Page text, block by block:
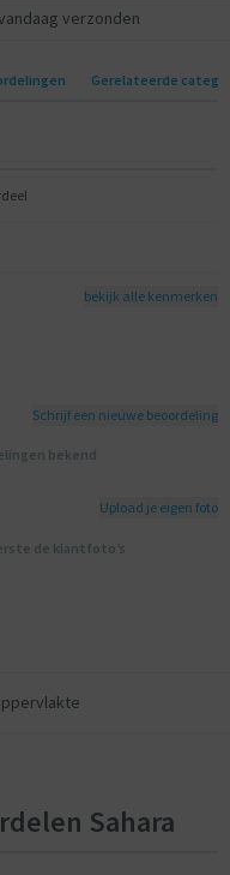
verzonden
Gerelateerde
bekijk alle kenmerken
Schrijf een nieuwe beoordeling
bekend
Upload je eigen foto
de klantfoto’s
Sahara